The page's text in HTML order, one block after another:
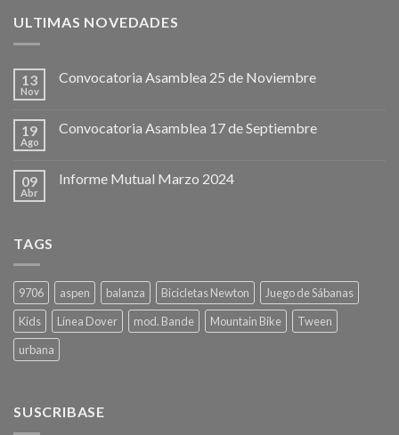
ULTIMAS NOVEDADES
13
Nov
Convocatoria Asamblea 25 de Noviembre
19
Ago
Convocatoria Asamblea 17 de Septiembre
09
Abr
Informe Mutual Marzo 2024
TAGS
9706 aspen balanza Bicicletas Newton
Juego de Sábanas
Kids
Línea Dover mod. Bande Mountain Bike
Tween
urbana
SUSCRIBASE